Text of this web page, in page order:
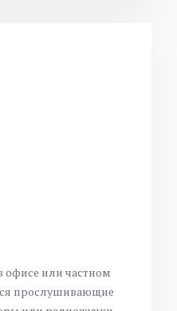
офисе или частном
прослушивающие